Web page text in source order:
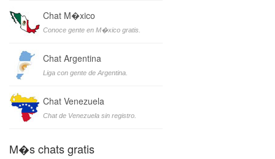
Chat M�xico
Conoce gente en M�xico gratis.
Chat Argentina
Liga con gente de Argentina.
Chat Venezuela
Chat de Venezuela sin registro.
M�s chats gratis